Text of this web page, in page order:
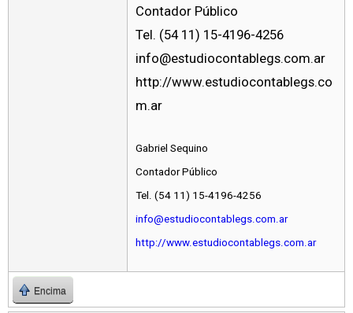
Contador Público
Tel. (54 11) 15-4196-4256
info@estudiocontablegs.com.ar
http://www.estudiocontablegs.co
m.ar
Gabriel Sequino
Contador Público
Tel. (54 11) 15-4196-4256
info@estudiocontablegs.com.ar
http://www.estudiocontablegs.com.ar
Encima